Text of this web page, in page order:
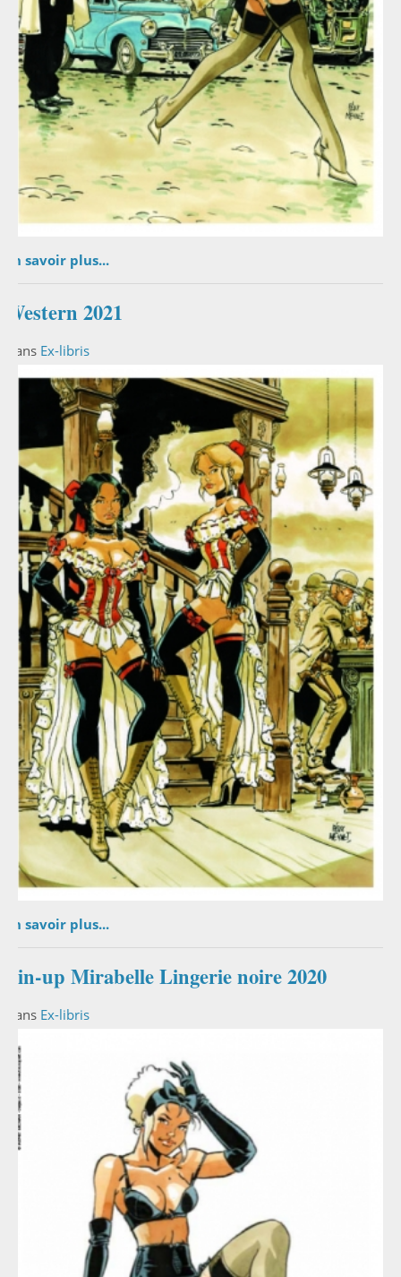
En savoir plus...
Western 2021
Dans Ex-libris
En savoir plus...
Pin-up Mirabelle Lingerie noire 2020
Dans Ex-libris